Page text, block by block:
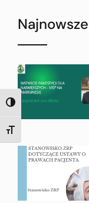
TOGGLE HIGH
TOGGLE FONT SIZE